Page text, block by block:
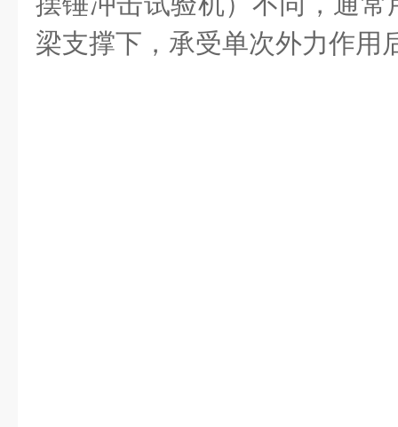
梁支撑下，承受单次外力作用